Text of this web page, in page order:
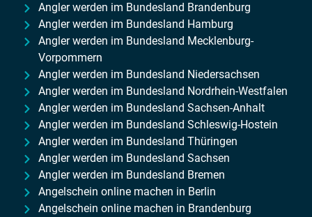
Angler werden im Bundesland Brandenburg
Angler werden im Bundesland Hamburg
Angler werden im Bundesland Mecklenburg-
Vorpommern
Angler werden im Bundesland Niedersachsen
Angler werden im Bundesland Nordrhein-Westfalen
Angler werden im Bundesland Sachsen-Anhalt
Angler werden im Bundesland Schleswig-Hostein
Angler werden im Bundesland Thüringen
Angler werden im Bundesland Sachsen
Angler werden im Bundesland Bremen
Angelschein online machen in Berlin
Angelschein online machen in Brandenburg